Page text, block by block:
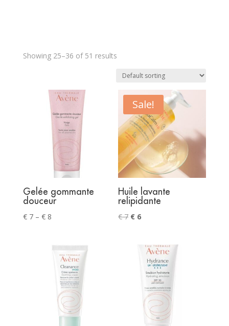
Showing 25–36 of 51 results
Gelée gommante
douceur
€7 – €8Price
through
€ 8
Sale!
Huile lavante
relipidante
€7 Original
€ 6Current
is:
€ 6.